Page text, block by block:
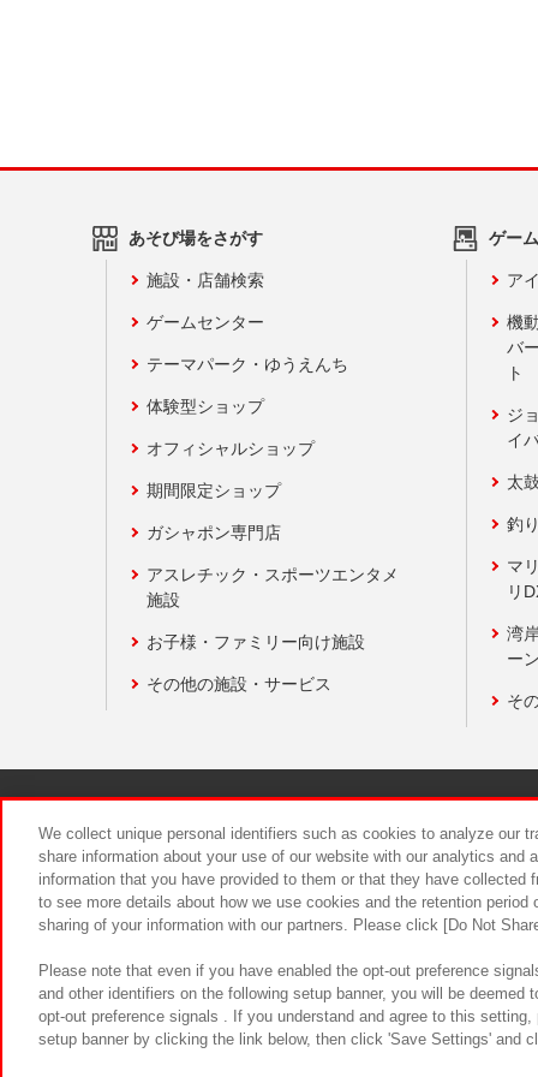
あそび場をさがす
施設・店舗検索
ゲームセンター
テーマパーク・ゆうえんち
体験型ショップ
オフィシャルショップ
期間限定ショップ
ガシャポン専門店
アスレチック・スポーツエンタメ
施設
お子様・ファミリー向け施設
その他の施設・サービス
ゲー
ア
機
バ
ト
ジ
イ
太
釣
マ
リ
湾
ー
そ
食品のご
We collect unique personal identifiers such as cookies to analyze our
share information about your use of our website with our analytics and
information that you have provided to them or that they have
to see more details about how we use cookies and the retention
sharing of your information with our partners. Please click [Do Not
Please note that even if you have enabled the opt-out preference
and other identifiers on the following setup banner, you will be
opt-out preference signals . If you understand and agree to this
setup banner by clicking the link below, then click 'Save Settings' and